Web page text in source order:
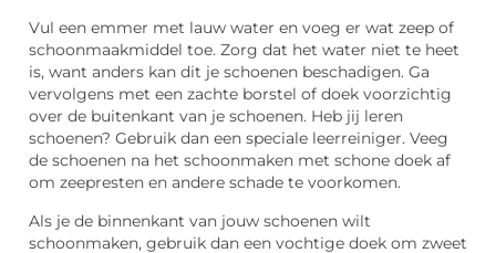
Vul een emmer met lauw water en voeg er wat zeep of
schoonmaakmiddel toe. Zorg dat het water niet te heet
is, want anders kan dit je schoenen beschadigen. Ga
vervolgens met een zachte borstel of doek voorzichtig
over de buitenkant van je schoenen. Heb jij leren
schoenen? Gebruik dan een speciale leerreiniger. Veeg
de schoenen na het schoonmaken met schone doek af
om zeepresten en andere schade te voorkomen.
Als je de binnenkant van jouw schoenen wilt
schoonmaken, gebruik dan een vochtige doek om zweet